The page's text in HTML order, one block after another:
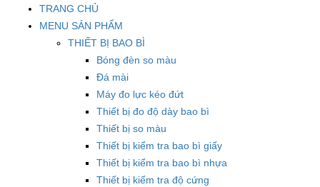
TRANG CHỦ
MENU SẢN PHẨM
THIẾT BỊ BAO BÌ
Bóng đèn so màu
Đá mài
Máy đo lực kéo đứt
Thiết bị đo độ dày bao bì
Thiết bị so màu
Thiết bị kiểm tra bao bì giấy
Thiết bị kiểm tra bao bì nhựa
Thiết bị kiểm tra độ cứng